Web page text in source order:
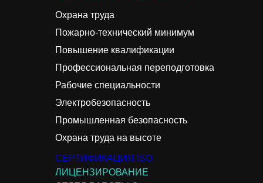
Охрана труда
Повышение квалификации
Профессиональная переподготовка
Рабочие специальности
Электробезопасность
Промышленная безопасность
СЕРТИФИКАЦИЯ ISO
ЛИЦЕНЗИРОВАНИЕ
Пожарно-технический минимум
Охрана труда на высоте